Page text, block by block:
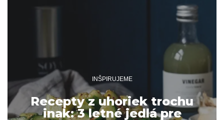
INŠPIRUJEME
Recepty z uhoriek trochu
inak: 3 letné jedlá pre